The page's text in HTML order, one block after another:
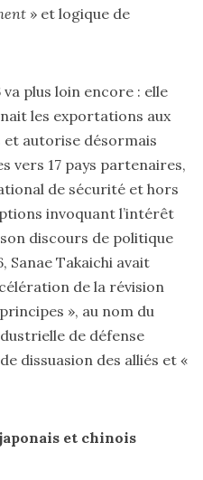
» et logique de
plus loin encore : elle
les exportations aux
autorise désormais
vers 17 pays partenaires,
de sécurité et hors
invoquant l’intérêt
discours de politique
Sanae Takaichi avait
de la révision
», au nom du
de défense
dissuasion des alliés et «
et chinois